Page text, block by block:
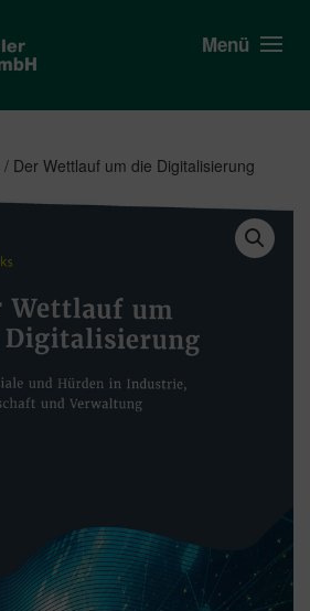
Menü
/ Der Wettlauf um die Digitalisierung